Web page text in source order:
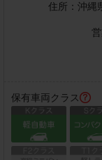
住所： 沖縄
保有車両クラス